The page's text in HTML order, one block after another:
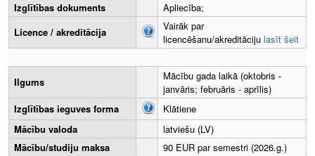
Izglītības dokuments
Apliecība;
Licence / akreditācija
Vairāk par
licencēšanu/akreditāciju lasīt šeit
Ilgums
Mācību gada laikā (oktobris -
janvāris; februāris - aprīlis)
Izglītības ieguves forma
Klātiene
Mācību valoda
latviešu (LV)
Mācību/studiju maksa
90 EUR par semestri (2026.g.)